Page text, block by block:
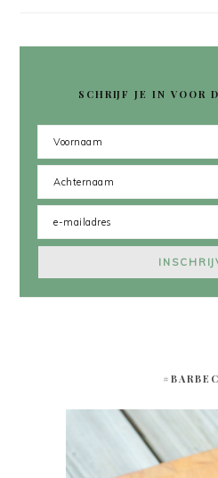
SCHRIJF JE IN VOOR